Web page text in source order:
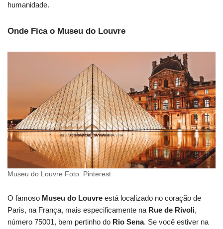
humanidade.
Onde Fica o Museu do Louvre
Museu do Louvre Foto: Pinterest
O famoso Museu do Louvre está localizado no coração de
Paris, na França, mais especificamente na Rue de Rivoli,
número 75001, bem pertinho do Rio Sena. Se você estiver na